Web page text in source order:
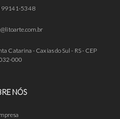
99141-5348
Catarina - Caxias do Sul - RS - CEP
000
NÓS